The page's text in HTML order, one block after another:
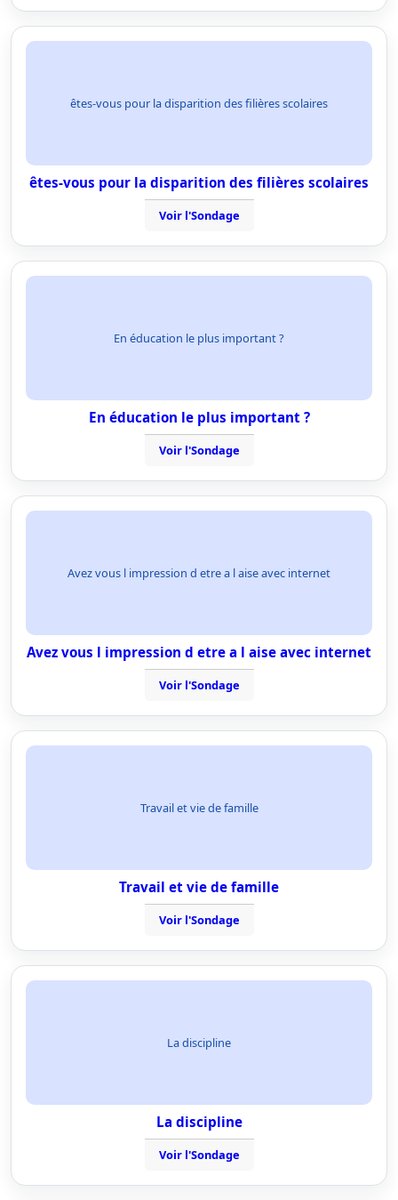
êtes-vous pour la disparition des filières scolaires
êtes-vous pour la disparition des filières scolaires
Voir l'Sondage
En éducation le plus important ?
En éducation le plus important ?
Voir l'Sondage
Avez vous l impression d etre a l aise avec internet
Avez vous l impression d etre a l aise avec internet
Voir l'Sondage
Travail et vie de famille
Travail et vie de famille
Voir l'Sondage
La discipline
La discipline
Voir l'Sondage